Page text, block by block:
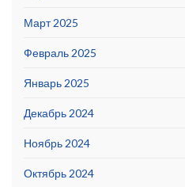
Март 2025
Февраль 2025
Январь 2025
Декабрь 2024
Ноябрь 2024
Октябрь 2024